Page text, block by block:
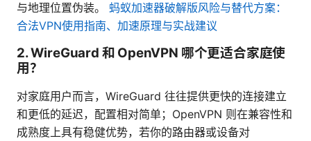
与地理位置伪装。 蚂蚁加速器破解版风险与替代方案：
合法VPN使用指南、加速原理与实战建议
2. WireGuard 和 OpenVPN 哪个更适合家庭使
用？
对家庭用户而言，WireGuard 往往提供更快的连接建立
和更低的延迟，配置相对简单；OpenVPN 则在兼容性和
成熟度上具有稳健优势，若你的路由器或设备对